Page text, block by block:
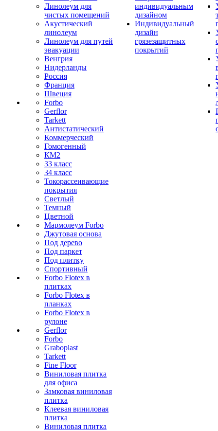
Линолеум для
чистых помещений
Акустический
линолеум
Линолеум для путей
эвакуации
Венгрия
Нидерланды
Россия
Франция
Швеция
Forbo
Gerflor
Tarkett
Антистатический
Коммерческий
Гомогенный
КМ2
33 класс
34 класс
Токорассеивающие
покрытия
Светлый
Темный
Цветной
Мармолеум Forbo
Джутовая основа
Под дерево
Под паркет
Под плитку
Спортивный
Forbo Flotex в
плитках
Forbo Flotex в
планках
Forbo Flotex в
рулоне
Gerflor
Forbo
Graboplast
Tarkett
Fine Floor
Виниловая плитка
для офиса
Замковая виниловая
плитка
Клеевая виниловая
плитка
Виниловая плитка
индивидуальным
дизайном
Индивидуальный
дизайн
грязезащитных
покрытий